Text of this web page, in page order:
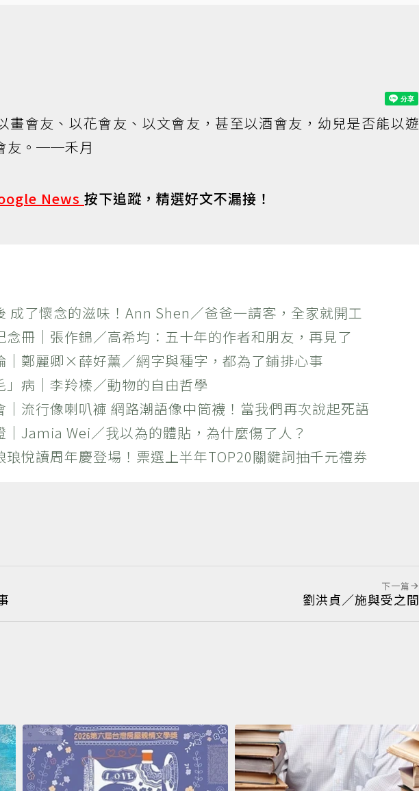
畫會友、以花會友、以文會友，甚至以酒會友，幼兒是否能以遊
友。──禾月
News 按下追蹤，精選好文不漏接！
了懷念的滋味！Ann Shen／爸爸一請客，全家就開工
冊｜張作錦／高希均：五十年的作者和朋友，再見了
鄭麗卿×薛好薰／網字與種字，都為了鋪排心事
病｜李羚榛／動物的自由哲學
流行像喇叭褲 網路潮語像中筒襪！當我們再次說起死語
Jamia Wei／我以為的體貼，為什麼傷了人？
悅讀周年慶登場！票選上半年TOP20關鍵詞抽千元禮券
下一篇
劉洪貞／施與受之間